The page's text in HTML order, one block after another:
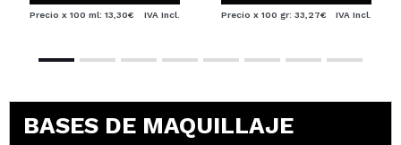
Precio x 100 ml: 13,30€ IVA Incl. Precio x 100 gr: 33,27€ IVA Incl.
BASES DE MAQUILLAJE